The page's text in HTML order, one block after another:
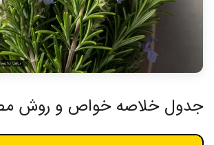
جدول خلاصه خواص و روش